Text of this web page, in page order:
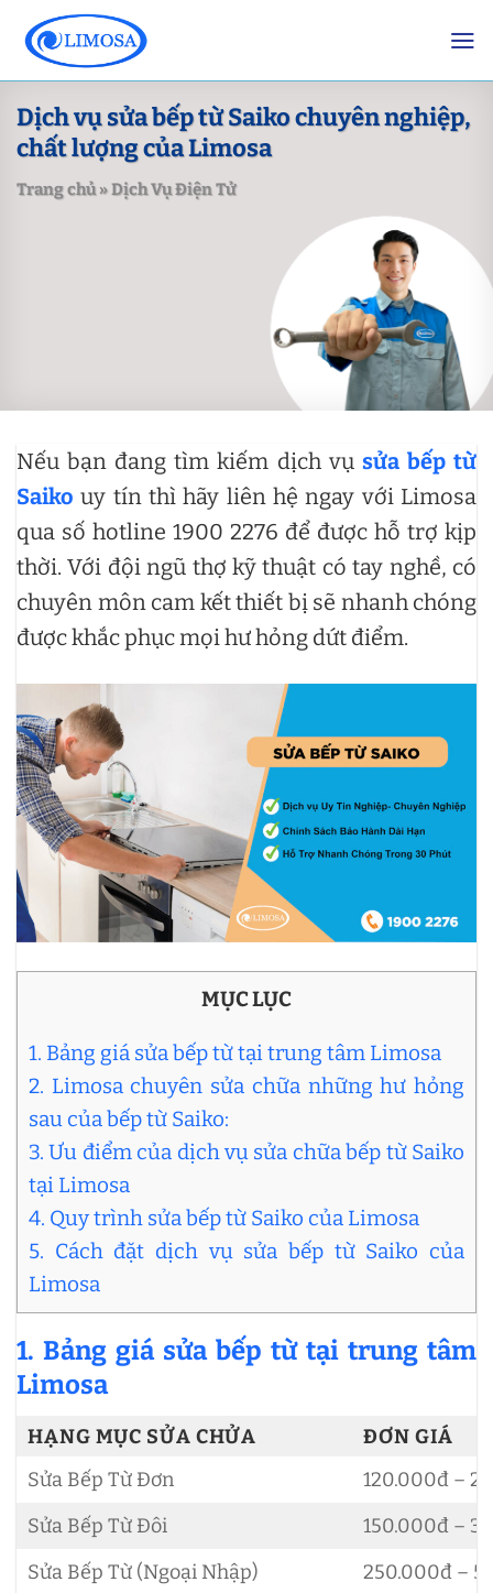
content
Dịch vụ sửa bếp từ Saiko chuyên nghiệp,
chất lượng của Limosa
Trang chủ»Dịch Vụ Điện Tử
Nếu bạn đang tìm kiếm dịch vụ sửa bếp từ
Saiko uy tín thì hãy liên hệ ngay với Limosa
qua số hotline 1900 2276 để được hỗ trợ kịp
thời. Với đội ngũ thợ kỹ thuật có tay nghề, có
chuyên môn cam kết thiết bị sẽ nhanh chóng
được khắc phục mọi hư hỏng dứt điểm.
MỤC LỤC
1. Bảng giá sửa bếp từ tại trung tâm Limosa
2. Limosa chuyên sửa chữa những hư hỏng
sau của bếp từ Saiko:
3. Ưu điểm của dịch vụ sửa chữa bếp từ Saiko
tại Limosa
4. Quy trình sửa bếp từ Saiko của Limosa
5. Cách đặt dịch vụ sửa bếp từ Saiko của
Limosa
1. Bảng giá sửa bếp từ tại trung tâm
Limosa
HẠNG MỤC SỬA CHỬA
ĐƠN GIÁ
Sửa Bếp Từ Đơn
120.000đ –
Sửa Bếp Từ Đôi
150.000đ –
Sửa Bếp Từ (Ngoại Nhập)
250.000đ –